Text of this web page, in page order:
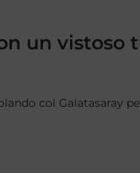
un vistoso
col Galatasaray